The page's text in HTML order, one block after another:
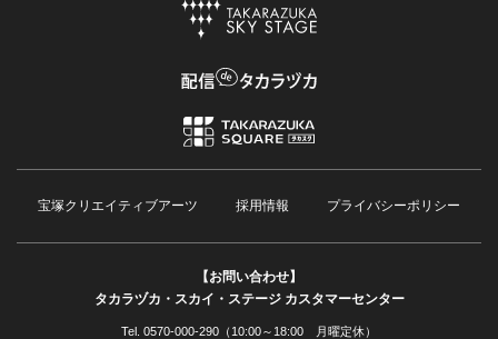
宝塚クリエイティブアーツ 採用情報 プライバシーポリシー
【お問い合わせ】
タカラヅカ・スカイ・ステージ カスタマーセンター
Tel. 0570-000-290（10:00～18:00 月曜定休）